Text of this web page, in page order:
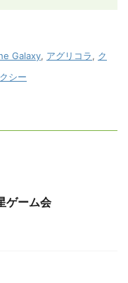
Galaxy, アグリコラ, ク
シー
ーム会